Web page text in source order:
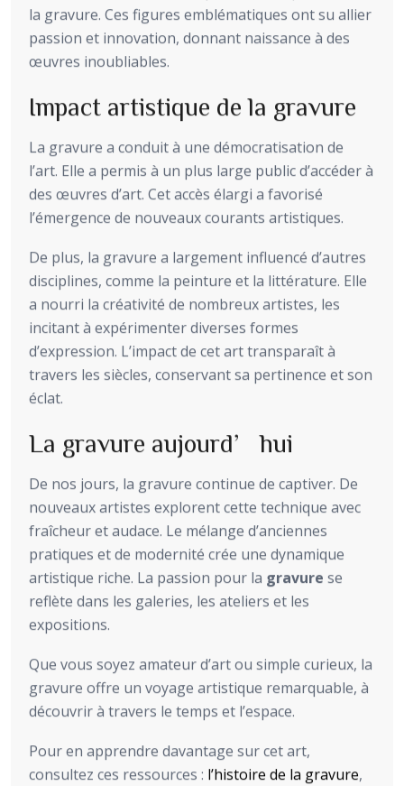
la gravure. Ces figures emblématiques ont su allier
passion et innovation, donnant naissance à des
œuvres inoubliables.
Impact artistique de la gravure
La gravure a conduit à une démocratisation de
l’art. Elle a permis à un plus large public d’accéder à
des œuvres d’art. Cet accès élargi a favorisé
l’émergence de nouveaux courants artistiques.
De plus, la gravure a largement influencé d’autres
disciplines, comme la peinture et la littérature. Elle
a nourri la créativité de nombreux artistes, les
incitant à expérimenter diverses formes
d’expression. L’impact de cet art transparaît à
travers les siècles, conservant sa pertinence et son
éclat.
La gravure aujourd’hui
De nos jours, la gravure continue de captiver. De
nouveaux artistes explorent cette technique avec
fraîcheur et audace. Le mélange d’anciennes
pratiques et de modernité crée une dynamique
artistique riche. La passion pour la gravure se
reflète dans les galeries, les ateliers et les
expositions.
Que vous soyez amateur d’art ou simple curieux, la
gravure offre un voyage artistique remarquable, à
découvrir à travers le temps et l’espace.
Pour en apprendre davantage sur cet art,
consultez ces ressources : l’histoire de la gravure,